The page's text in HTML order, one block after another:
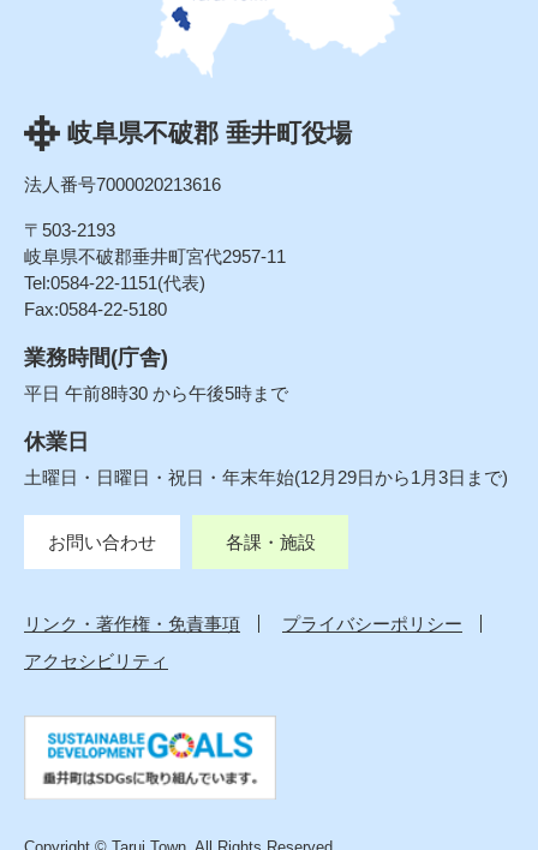
岐阜県不破郡 垂井町役場
法人番号7000020213616
〒503-2193
岐阜県不破郡垂井町宮代2957-11
Tel:0584-22-1151(代表)
Fax:0584-22-5180
業務時間(庁舎)
平日 午前8時30 から午後5時まで
休業日
土曜日・日曜日・祝日・年末年始(12月29日から1月3日まで)
お問い合わせ 各課・施設
リンク・著作権・免責事項
プライバシーポリシー
アクセシビリティ